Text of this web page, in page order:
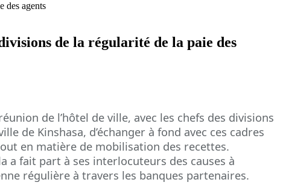
des agents
de la régularité de la paie des
de l’hôtel de ville, avec les chefs des divisions
de Kinshasa, d’échanger à fond avec ces cadres
en matière de mobilisation des recettes.
a fait part à ses interlocuteurs des causes à
régulière à travers les banques partenaires.